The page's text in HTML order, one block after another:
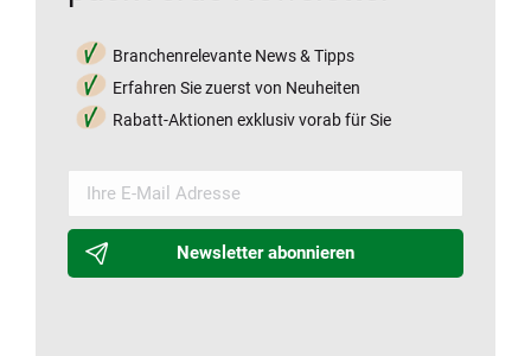
Branchenrelevante News & Tipps
Erfahren Sie zuerst von Neuheiten
Rabatt-Aktionen exklusiv vorab für Sie
Newsletter abonnieren